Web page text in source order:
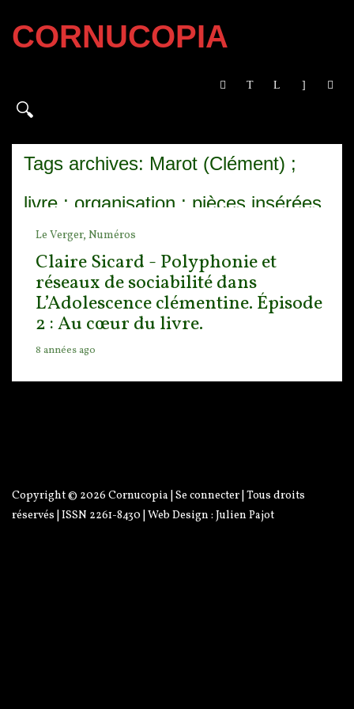
CORNUCOPIA
Tags archives: Marot (Clément) ;
livre ; organisation ; pièces insérées
; auctorialité ; voix ; altérité ;
référentialité ; énonciation ;
sociabilité ; mécénat ; mise en
scène ; anonymat ; réseau
Le Verger, Numéros
Claire Sicard - Polyphonie et
réseaux de sociabilité dans
L’Adolescence clémentine. Épisode
2 : Au cœur du livre.
8 années ago
Copyright © 2026 Cornucopia Se connecter | Tous droits
réservés | ISSN 2261-8430 | Web Design : Julien Pajot